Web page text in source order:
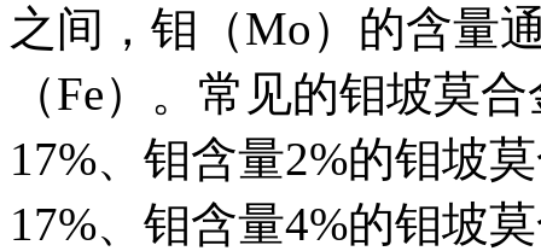
之间，钼（Mo）的含量
（Fe）。常见的钼坡莫
17%、钼含量2%的钼坡
17%、钼含量4%的钼坡